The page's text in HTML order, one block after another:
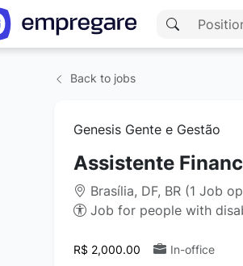
Back to jobs
Genesis Gente e Gestão
Assistente
Brasília, DF, BR (1 Job
Job for people with
R$ 2,000.00 In-office